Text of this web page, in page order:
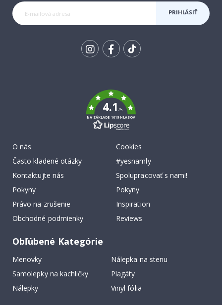
PRIHLÁSIŤ
4.1/5
NA ZÁKLADE 1019 HLASOV
O nás
Často kladené otázky
Kontaktujte nás
Pokyny
Právo na zrušenie
Obchodné podmienky
Cookies
#yesnamly
Spolupracovať s nami!
Pokyny
Inspiration
Reviews
Obľúbené Kategórie
Menovky
Nálepka na stenu
Samolepky na kachličky
Plagáty
Nálepky
Vinyl fólia